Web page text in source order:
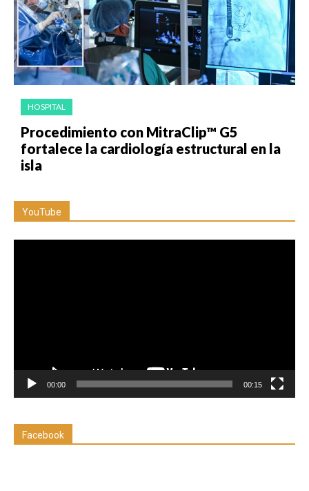
HOSPITAL
Procedimiento con MitraClip™ G5
fortalece la cardiología estructural en la
isla
YouTube
00:00 00:15
Facebook